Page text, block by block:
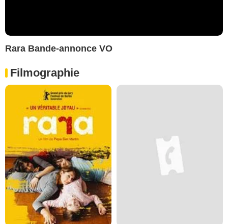
Rara Bande-annonce VO
Filmographie